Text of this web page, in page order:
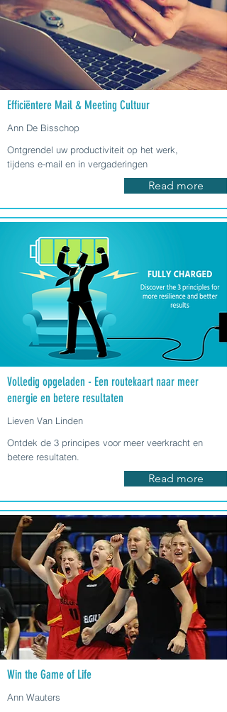
Efficiëntere Mail & Meeting Cultuur
Ann De Bisschop
Ontgrendel uw productiviteit op het werk,
tijdens e-mail en in vergaderingen
Read more
Volledig opgeladen - Een routekaart naar meer
energie en betere resultaten
Lieven Van Linden
Ontdek de 3 principes voor meer veerkracht en
betere resultaten.
Read more
Win the Game of Life
Ann Wauters